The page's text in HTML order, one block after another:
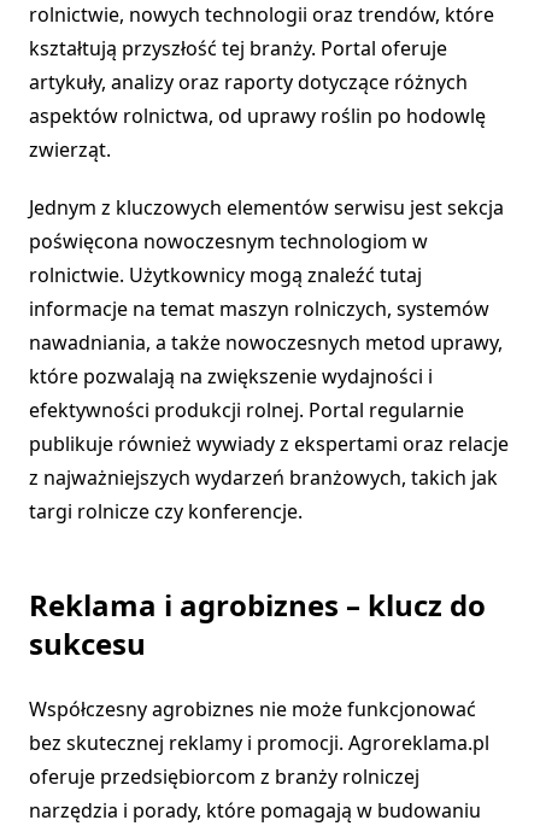
rolnictwie, nowych technologii oraz trendów, które
kształtują przyszłość tej branży. Portal oferuje
artykuły, analizy oraz raporty dotyczące różnych
aspektów rolnictwa, od uprawy roślin po hodowlę
zwierząt.
Jednym z kluczowych elementów serwisu jest sekcja
poświęcona nowoczesnym technologiom w
rolnictwie. Użytkownicy mogą znaleźć tutaj
informacje na temat maszyn rolniczych, systemów
nawadniania, a także nowoczesnych metod uprawy,
które pozwalają na zwiększenie wydajności i
efektywności produkcji rolnej. Portal regularnie
publikuje również wywiady z ekspertami oraz relacje
z najważniejszych wydarzeń branżowych, takich jak
targi rolnicze czy konferencje.
Reklama i agrobiznes – klucz do
sukcesu
Współczesny agrobiznes nie może funkcjonować
bez skutecznej reklamy i promocji. Agroreklama.pl
oferuje przedsiębiorcom z branży rolniczej
narzędzia i porady, które pomagają w budowaniu